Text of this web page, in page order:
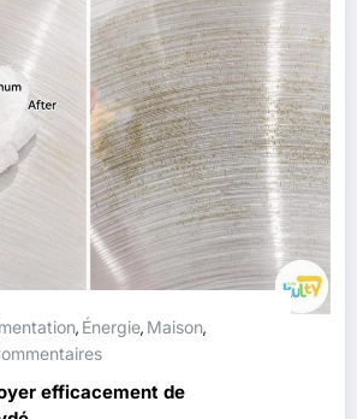
, Énergie, Maison,
efficacement de